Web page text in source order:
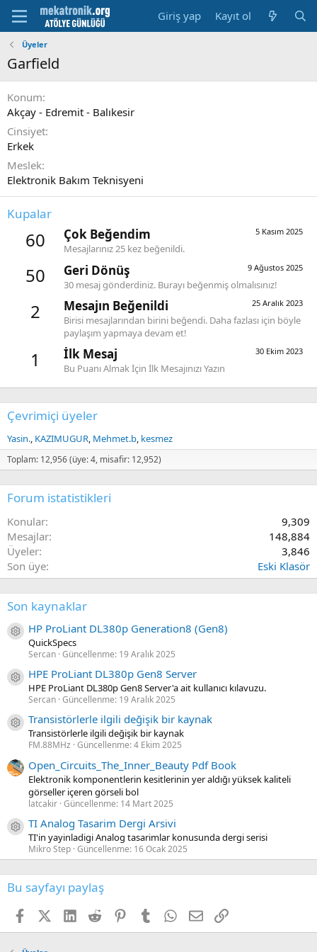
Giriş yap Kayıt ol
Üyeler
Garfield
Konum
Akçay - Edremit - Balıkesir
Cinsiyet
Erkek
Meslek
Elektronik Bakım Teknisyeni
Kupalar
60 5 Kasım 2025
Çok Beğendim
Mesajlarınız 25 kez beğenildi.
50 9 Ağustos 2025
Geri Dönüş
30 mesaj gönderdiniz. Burayı beğenmiş olmalısınız!
2 25 Aralık 2023
Mesajın Beğenildi
Birisi mesajlarından birini beğendi. Daha fazlası için böyle
paylaşım yapmaya devam et!
1 30 Ekim 2023
İlk Mesaj
Bu Puanı Almak İçin İlk Mesajınızı Yazın
Çevrimiçi üyeler
Yasin. KAZIMUGUR Mehmet.b kesmez
Toplam: 12,956 (üye: 4, misafir: 12,952)
Forum istatistikleri
Konular
9,309
Mesajlar
148,884
Üyeler
3,846
Son üye
Eski Klasör
Son kaynaklar
Kaynak ikon/amblem
HP ProLiant DL380p Generation8 (Gen8)
QuickSpecs
Sercan Güncellenme: 19 Aralık 2025
Kaynak ikon/amblem
HPE ProLiant DL380p Gen8 Server
HPE ProLiant DL380p Gen8 Server'a ait kullanıcı kılavuzu.
Sercan Güncellenme: 19 Aralık 2025
Kaynak ikon/amblem
Transistörlerle ilgili değişik bir kaynak
Transistörlerle ilgili değişik bir kaynak
FM.88MHz Güncellenme:4 Ekim 2025
Open_Circuits_The_Inner_Beauty Pdf Book
Elektronik komponentlerin kesitlerinin yer aldığı yüksek kaliteli
görseller içeren görseli bol
latcakir Güncellenme: 14 Mart 2025
Kaynak ikon/amblem
TI Analog Tasarim Dergi Arsivi
TI'in yayinladigi Analog tasarimlar konusunda dergi serisi
Mikro Step Güncellenme: 16 Ocak 2025
Bu sayfayı paylaş
FacebookX (Twitter)
LinkedIn
Reddit PinterestTumblr WhatsApp
E-postaLink